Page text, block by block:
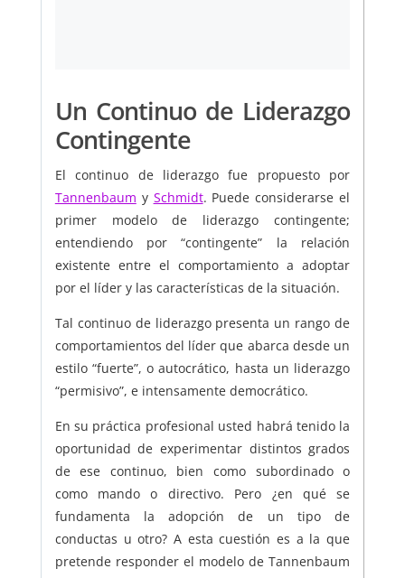
Un Continuo de Liderazgo
Contingente
El continuo de liderazgo fue propuesto por
Tannenbaum y Schmidt. Puede considerarse el
primer modelo de liderazgo contingente;
entendiendo por “contingente” la relación
existente entre el comportamiento a adoptar
por el líder y las características de la situación.
Tal continuo de liderazgo presenta un rango de
comportamientos del líder que abarca desde un
estilo “fuerte”, o autocrático, hasta un liderazgo
“permisivo”, e intensamente democrático.
En su práctica profesional usted habrá tenido la
oportunidad de experimentar distintos grados
de ese continuo, bien como subordinado o
como mando o directivo. Pero ¿en qué se
fundamenta la adopción de un tipo de
conductas u otro? A esta cuestión es a la que
pretende responder el modelo de Tannenbaum